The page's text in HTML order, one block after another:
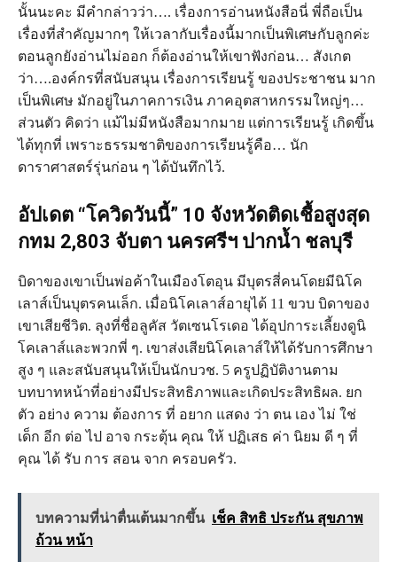
นั้นนะคะ มีคำกล่าวว่า…. เรื่องการอ่านหนังสือนี่ พี่ถือเป็น
เรื่องที่สำคัญมากๆ ให้เวลากับเรื่องนี้มากเป็นพิเศษกับลูกค่ะ
ตอนลูกยังอ่านไม่ออก ก็ต้องอ่านให้เขาฟังก่อน… สังเกต
ว่า….องค์กรที่สนับสนุน เรื่องการเรียนรู้ ของประชาชน มาก
เป็นพิเศษ มักอยู่ในภาคการเงิน ภาคอุตสาหกรรมใหญ่ๆ…
ส่วนตัว คิดว่า แม้ไม่มีหนังสือมากมาย แต่การเรียนรู้ เกิดขึ้น
ได้ทุกที่ เพราะธรรมชาติของการเรียนรู้คือ… นัก​
ดาราศาสตร์​รุ่น​ก่อน ๆ ได้​บันทึก​ไว้.
อัปเดต “โควิดวันนี้” 10 จังหวัดติดเชื้อสูงสุด
กทม 2,803 จับตา นครศรีฯ ปากน้ำ ชลบุรี
บิดา​ของ​เขา​เป็น​พ่อค้า​ใน​เมือง​โตอุน มี​บุตร​สี่​คน​โดย​มี​นิโค
เลาส์​เป็น​บุตร​คน​เล็ก. เมื่อ​นิโคเลาส์​อายุ​ได้ 11 ขวบ บิดา​ของ​
เขา​เสีย​ชีวิต. ลุง​ที่​ชื่อ​ลูคัส วัตเซนโรเดอ ได้​อุปการะ​เลี้ยง​ดู​นิ
โคเลาส์​และ​พวก​พี่ ๆ. เขา​ส่ง​เสีย​นิโคเลาส์​ให้​ได้​รับ​การ​ศึกษา​
สูง ๆ และ​สนับสนุน​ให้​เป็น​นัก​บวช. 5 ครูปฏิบัติงานตาม
บทบาทหน้าที่อย่างมีประสิทธิภาพและเกิดประสิทธิผล. ยก
ตัว อย่าง ความ ต้องการ ที่ อยาก แสดง ว่า ตน เอง ไม่ ใช่
เด็ก อีก ต่อ ไป อาจ กระตุ้น คุณ ให้ ปฏิเสธ ค่า นิยม ดี ๆ ที่
คุณ ได้ รับ การ สอน จาก ครอบครัว.
บทความที่น่าตื่นเต้นมากขึ้น เช็ค สิทธิ ประกัน สุขภาพ
ถ้วน หน้า